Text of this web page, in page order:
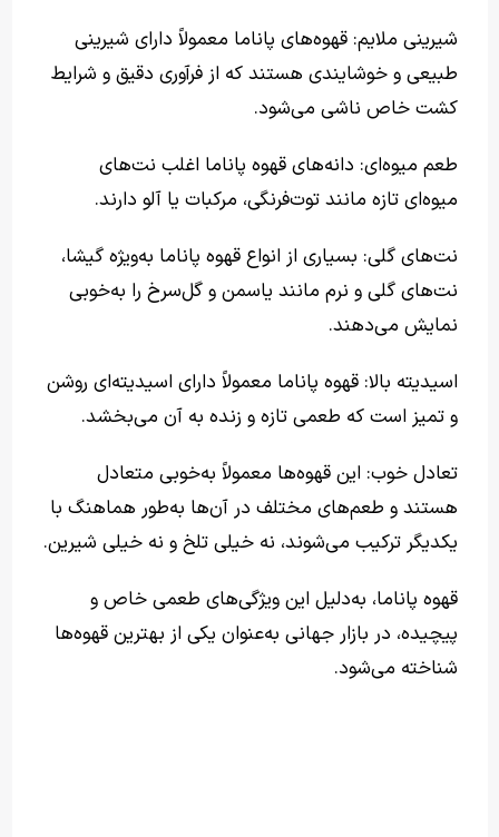
شیرینی ملایم: قهوه‌های پاناما معمولاً دارای شیرینی
طبیعی و خوشایندی هستند که از فرآوری دقیق و شرایط
کشت خاص ناشی می‌شود.
طعم میوه‌ای: دانه‌های قهوه پاناما اغلب نت‌های
میوه‌ای تازه مانند توت‌فرنگی، مرکبات یا آلو دارند.
نت‌های گلی: بسیاری از انواع قهوه پاناما به‌ویژه گیشا،
نت‌های گلی و نرم مانند یاسمن و گل‌سرخ را به‌خوبی
نمایش می‌دهند.
اسیدیته بالا: قهوه پاناما معمولاً دارای اسیدیته‌ای روشن
و تمیز است که طعمی تازه و زنده به آن می‌بخشد.
تعادل خوب: این قهوه‌ها معمولاً به‌خوبی متعادل
هستند و طعم‌های مختلف در آن‌ها به‌طور هماهنگ با
یکدیگر ترکیب می‌شوند، نه خیلی تلخ و نه خیلی شیرین.
قهوه پاناما، به‌دلیل این ویژگی‌های طعمی خاص و
پیچیده، در بازار جهانی به‌عنوان یکی از بهترین قهوه‌ها
شناخته می‌شود.